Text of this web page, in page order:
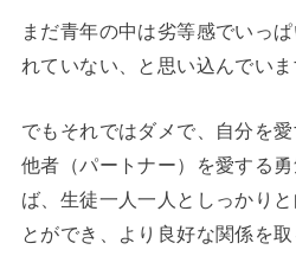
まだ青年の中は劣等感でいっ
れていない、と思い込んでいま
でもそれではダメで、自分を
他者（パートナー）を愛する
ば、生徒一人一人としっかり
とができ、より良好な関係を